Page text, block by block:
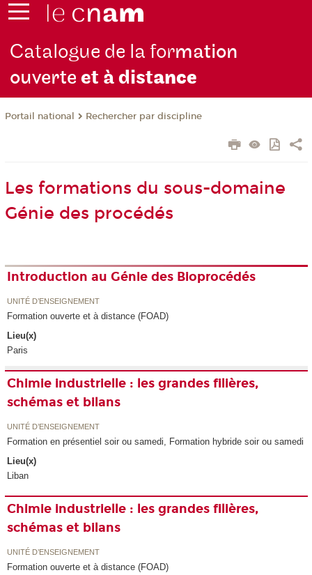
Catalogue de la formation
ouverteet à distance
Portail national Rechercher par discipline
Les formations du sous-domaine
Génie des procédés
Introduction au Génie des Bioprocédés
UNITÉ D’ENSEIGNEMENT
Formation ouverte et à distance (FOAD)
Lieu(x)
Paris
Chimie industrielle : les grandes filières,
schémas et bilans
UNITÉ D’ENSEIGNEMENT
Formation en présentiel soir ou samedi, Formation hybride soir ou samedi
Lieu(x)
Liban
Chimie industrielle : les grandes filières,
schémas et bilans
UNITÉ D’ENSEIGNEMENT
Formation ouverte et à distance (FOAD)